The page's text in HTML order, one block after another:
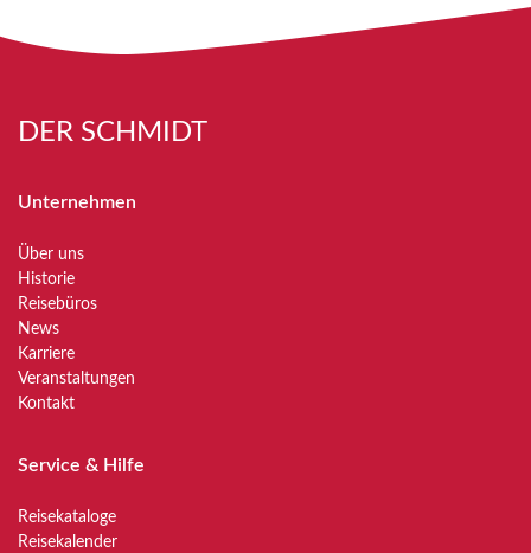
DER SCHMIDT
Unternehmen
Über uns
Historie
Reisebüros
News
Karriere
Veranstaltungen
Kontakt
Service & Hilfe
Reisekataloge
Reisekalender